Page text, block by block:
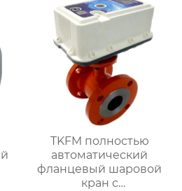
TKFM полностью
автоматический
фланцевый шаровой
кран с